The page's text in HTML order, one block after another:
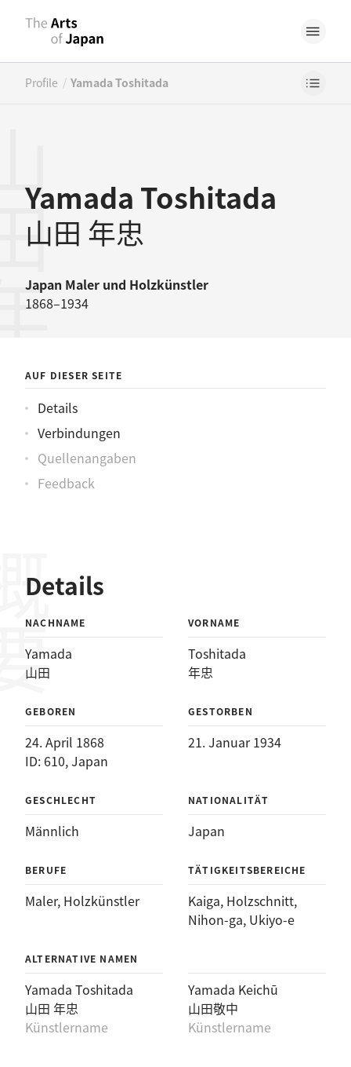
Profile / Yamada Toshitada
Yamada Toshitada
山田 年忠
Japan Maler und Holzkünstler
1868–1934
忠
AUF DIESER SEITE
Details
Verbindungen
Quellenangaben
Feedback
Details
NACHNAME
Yamada
山田
VORNAME
Toshitada
年忠
GEBOREN
24. April 1868
ID: 610, Japan
GESTORBEN
21. Januar 1934
GESCHLECHT
Männlich
NATIONALITÄT
Japan
BERUFE
Maler, Holzkünstler
TÄTIGKEITSBEREICHE
Kaiga, Holzschnitt,
Nihon-ga, Ukiyo-e
ALTERNATIVE NAMEN
Yamada Toshitada
山田 年忠
Künstlername
Yamada Keichū
山田敬中
Künstlername